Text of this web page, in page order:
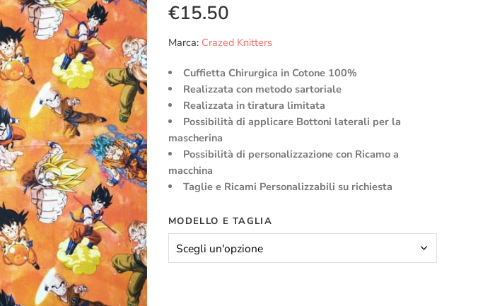
€15.50
Marca: Crazed Knitters
Cuffietta Chirurgica in Cotone 100%
Realizzata con metodo sartoriale
Realizzata in tiratura limitata
Possibilità di applicare Bottoni laterali per la
mascherina
Possibilità di personalizzazione con Ricamo a
macchina
Taglie e Ricami Personalizzabili su richiesta
MODELLO E TAGLIA